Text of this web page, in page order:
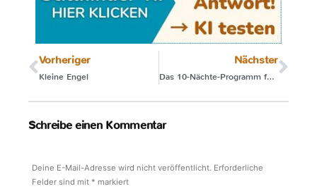
Vorheriger
Kleine Engel
Nächster
Das 10-Nächte-Programm für besseres Schlafen im Familienbett
Schreibe einen Kommentar
Deine E-Mail-Adresse wird nicht veröffentlicht. Erforderliche
Felder sind mit * markiert